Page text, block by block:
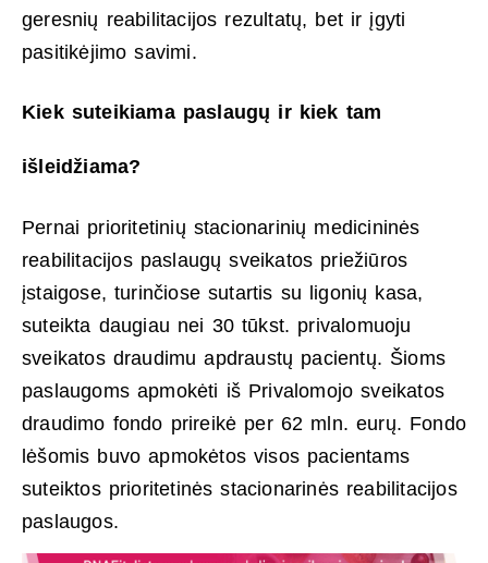
geresnių reabilitacijos rezultatų, bet ir įgyti
pasitikėjimo savimi.
Kiek suteikiama paslaugų ir kiek tam
išleidžiama?
Pernai prioritetinių stacionarinių medicininės
reabilitacijos paslaugų sveikatos priežiūros
įstaigose, turinčiose sutartis su ligonių kasa,
suteikta daugiau nei 30 tūkst. privalomuoju
sveikatos draudimu apdraustų pacientų. Šioms
paslaugoms apmokėti iš Privalomojo sveikatos
draudimo fondo prireikė per 62 mln. eurų. Fondo
lėšomis buvo apmokėtos visos pacientams
suteiktos prioritetinės stacionarinės reabilitacijos
paslaugos.